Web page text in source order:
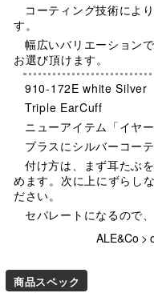
コーティング技術によ
す。
幅広いバリエーション
お選び頂けます。
910-172E white Silver
Triple EarCuff
ニューアイテム「イヤ
ブラスにシルバーコー
付け方は、まず耳たぶ
めます。次に上にずらし
ださい。
セパレートになるので
ALE&Co >
商品スペック